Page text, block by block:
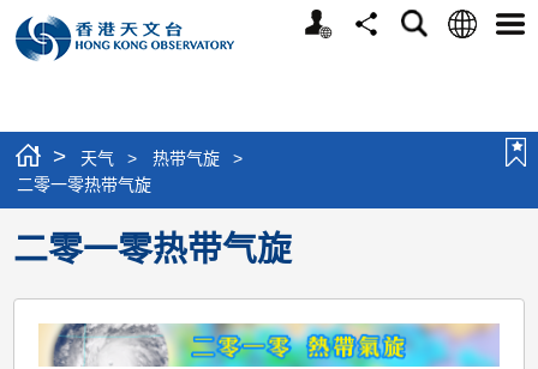
个
分
搜
语
选
> 天气 > 热带气旋
>
二零一零热带气旋
二零一零热带气旋